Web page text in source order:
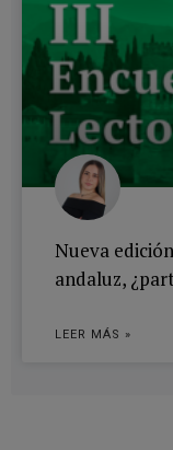
Nueva
andaluz,
LEER MÁS »